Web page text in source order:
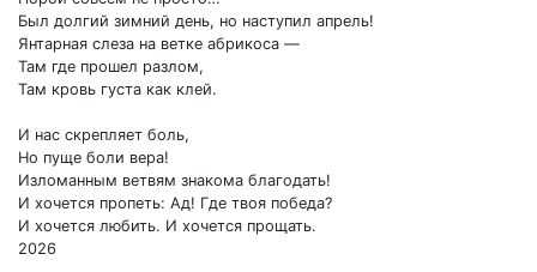
Был долгий зимний день, но наступил апрель!
Янтарная слеза на ветке абрикоса —
Там где прошел разлом,
Там кровь густа как клей.
И нас скрепляет боль,
Но пуще боли вера!
Изломанным ветвям знакома благодать!
И хочется пропеть: Ад! Где твоя победа?
И хочется любить. И хочется прощать.
2026